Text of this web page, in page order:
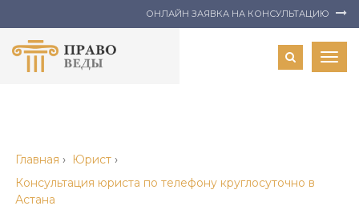
ОНЛАЙН ЗАЯВКА НА КОНСУЛЬТАЦИЮ
Главная › Юрист ›
Консультация юриста по телефону круглосуточно в
Астана